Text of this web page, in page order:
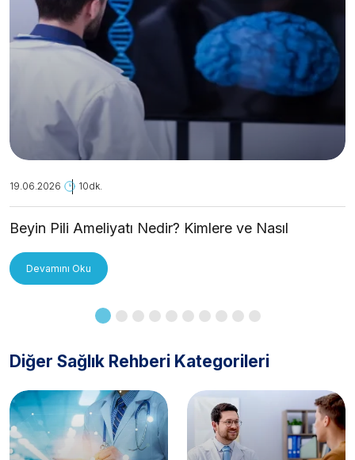
19.06.2026 10dk.
Beyin Pili Ameliyatı Nedir? Kimlere ve Nasıl
Devamını Oku
Diğer Sağlık Rehberi Kategorileri